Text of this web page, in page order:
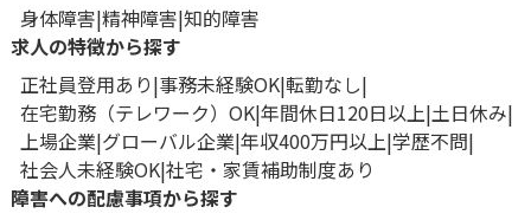
身体障害 精神障害 知的障害
求人の特徴から探す
正社員登用あり 事務未経験OK 転勤なし
在宅勤務（テレワーク）OK 年間休日120日以上 土日休み
上場企業 グローバル企業 年収400万円以上 学歴不問
社会人未経験OK 社宅・家賃補助制度あり
障害への配慮事項から探す